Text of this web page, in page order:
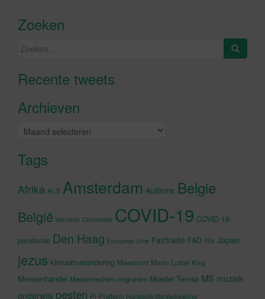
Zoeken
Zoeken
Recente tweetsKlik om marketing cookies te
Archieven
Archieven
Tags
Afrika ALS Amsterdam Autisme Belgie
België beroerte Chocolade COVID-19 COVID-19-
pandemie Den Haag Europese Unie Fairtrade FAO hiv Japan
jezus klimaatverandering Maastricht Martin Luther King
Mensenhandel Mensenrechten migranten Moeder Teresa MS muziek
onderwijs pesten Pi Platform Handschriftontwikkeling